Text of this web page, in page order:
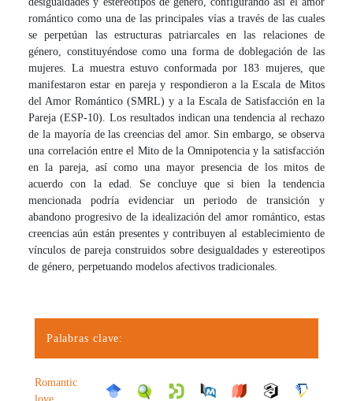
romántico como una de las principales vías a través de las cuales
se perpetúan las estructuras patriarcales en las relaciones de
género, constituyéndose como una forma de doblegación de las
mujeres. La muestra estuvo conformada por 183 mujeres, que
manifestaron estar en pareja y respondieron a la Escala de Mitos
del Amor Romántico (SMRL) y a la Escala de Satisfacción en la
Pareja (ESP-10). Los resultados indican una tendencia al rechazo
de la mayoría de las creencias del amor. Sin embargo, se observa
una correlación entre el Mito de la Omnipotencia y la satisfacción
en la pareja, así como una mayor presencia de los mitos de
acuerdo con la edad. Se concluye que si bien la tendencia
mencionada podría evidenciar un periodo de transición y
abandono progresivo de la idealización del amor romántico, estas
creencias aún están presentes y contribuyen al establecimiento de
vínculos de pareja construidos sobre desigualdades y estereotipos
de género, perpetuando modelos afectivos tradicionales.
Palabras clave:
Romantic